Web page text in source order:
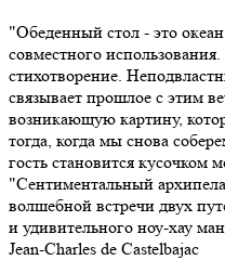
"Обеденный стол - это
совместного
стихотворение.
связывает прошлое с этим
возникающую картину,
тогда, когда мы снова
гость становится кусочком
"Сентиментальный
волшебной встречи двух
и удивительного ноу-хау
Jean-Charles de Castelbajac